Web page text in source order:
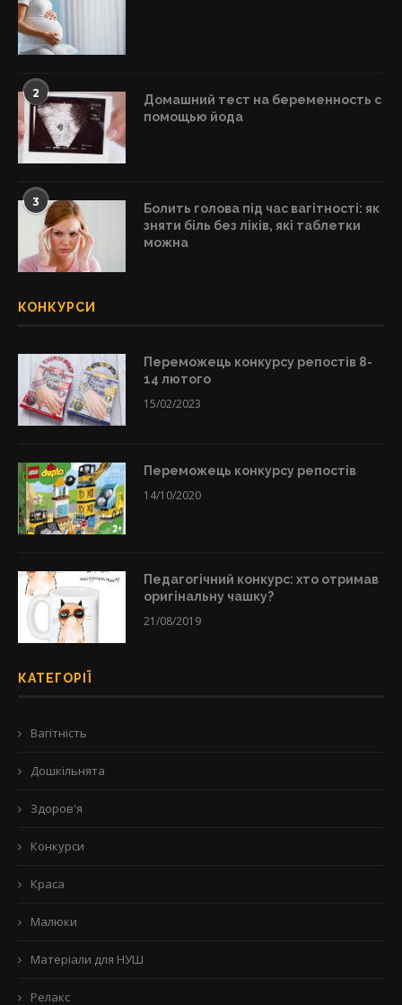
2
Домашний тест на беременность с
помощью йода
3
Болить голова під час вагітності: як
зняти біль без ліків, які таблетки
можна
КОНКУРСИ
Переможець конкурсу репостів 8-
14 лютого
15/02/2023
Переможець конкурсу репостів
14/10/2020
Педагогічний конкурс: хто отримав
оригінальну чашку?
21/08/2019
КАТЕГОРІЇ
Вагітність
Дошкільнята
Здоров'я
Конкурси
Краса
Малюки
Матеріали для НУШ
Релакс